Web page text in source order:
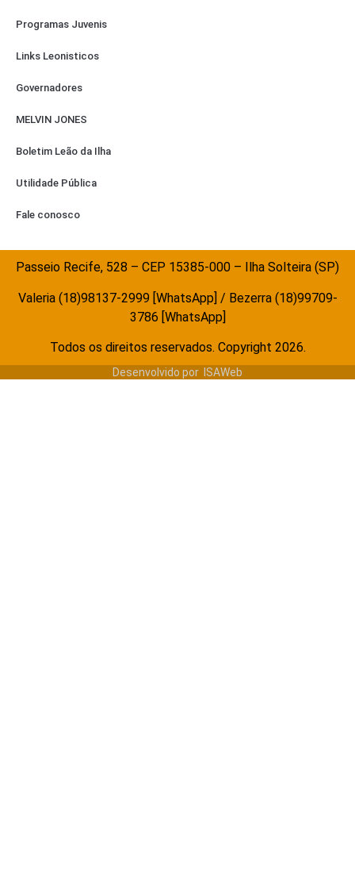
Programas Juvenis
Links Leonisticos
Governadores
MELVIN JONES
Boletim Leão da Ilha
Utilidade Pública
Fale conosco
Passeio Recife, 528 – CEP 15385-000 – Ilha Solteira (SP)
Valeria (18)98137-2999 [WhatsApp] / Bezerra (18)99709-
3786 [WhatsApp]
Todos os direitos reservados. Copyright 2026.
Desenvolvido por ISAWeb